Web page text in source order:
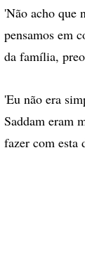
'Não acho que
pensamos em
da família,
'Eu não era
Saddam eram
fazer com esta